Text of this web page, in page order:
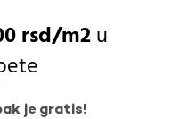
rsd
u
je gratis!